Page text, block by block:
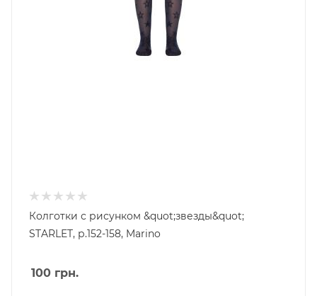
Колготки с рисунком &quot;звезды&quot;
STARLET, р.152-158, Marino
100 грн.